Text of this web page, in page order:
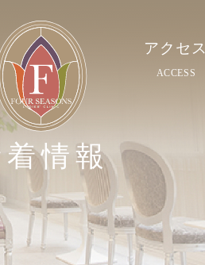
アクセス
ACCESS
着情報